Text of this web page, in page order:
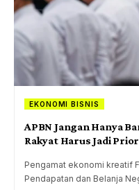
EKONOMI BISNIS
APBN Jangan Hanya
Rakyat Harus Jadi
Pengamat ekonomi kreatif
Pendapatan dan Belanja